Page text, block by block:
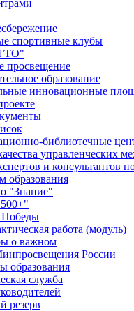
спортивные клубы
просвещение
образование
инновационные
библиотечные
управленческих
и консультантов
образования
"Знание"
Победы
работа (модуль)
о важном
России
образования
служба
резерв